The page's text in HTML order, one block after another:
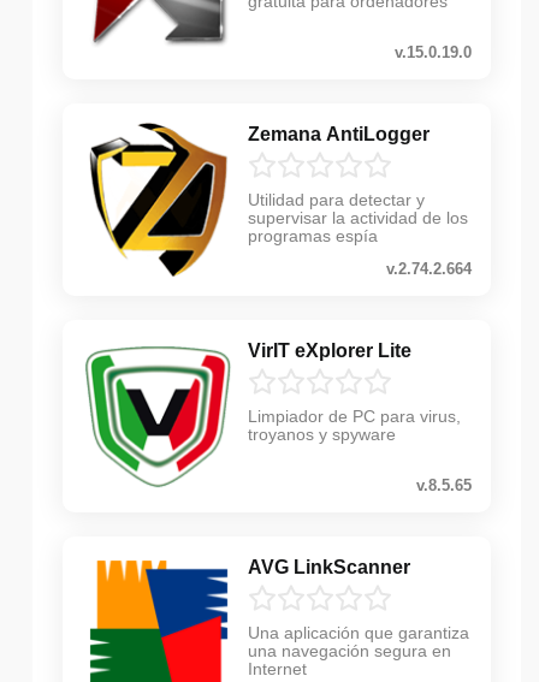
v.15.0.19.0
Zemana AntiLogger
Utilidad para detectar y
supervisar la actividad de los
programas espía
v.2.74.2.664
VirIT eXplorer Lite
Limpiador de PC para virus,
troyanos y spyware
v.8.5.65
AVG LinkScanner
Una aplicación que garantiza
una navegación segura en
Internet